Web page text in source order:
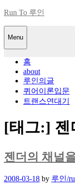
Skip
content
Run To 루인
Menu
홈
about
루인의글
퀴어이론입문
트랜스연대기
[태그:] 젠
젠더의 채널
Posted
2008-03-18 by 루인/